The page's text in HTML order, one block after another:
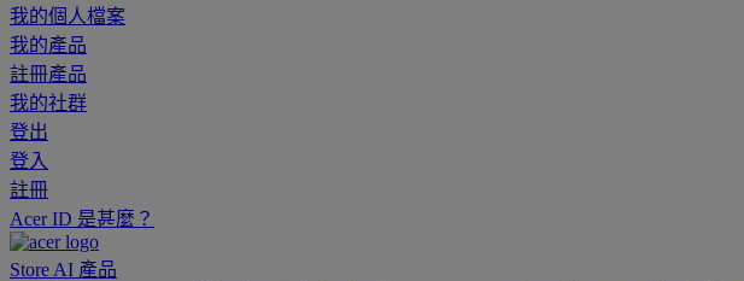
我的個人檔案
我的產品
註冊產品
我的社群
登出
登入
註冊
Acer ID 是甚麼？
Store AI 產品